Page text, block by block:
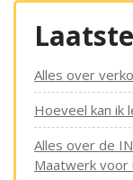
Alles over
Hoeveel kan ik
Alles over de
Maatwerk voor